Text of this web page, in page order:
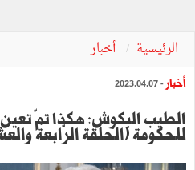
الرئيسية أخبار
أخبار - 2023.04.07
الطيب البكوش: هكذا تمّ
للحكومة (الحلقة الرّابعة